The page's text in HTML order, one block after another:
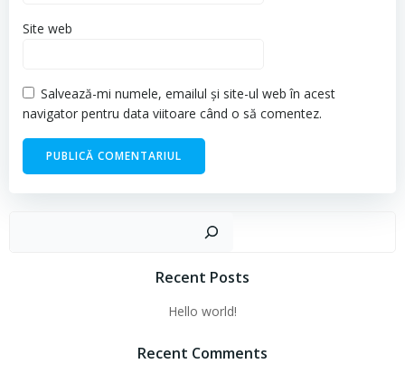
Site web
Salvează-mi numele, emailul și site-ul web în acest
navigator pentru data viitoare când o să comentez.
Recent Posts
Hello world!
Recent Comments